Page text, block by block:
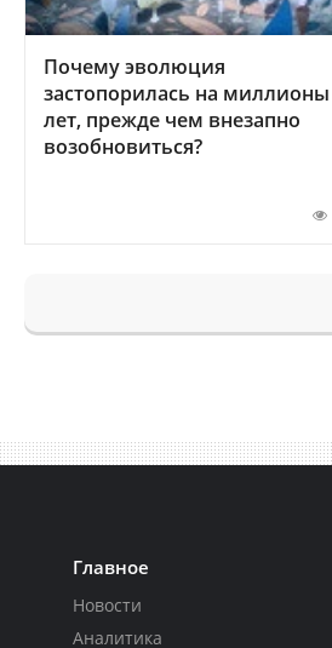
Почему эволюция
застопорилась на миллионы
лет, прежде чем внезапно
возобновиться?
Главное
Новости
Аналитика